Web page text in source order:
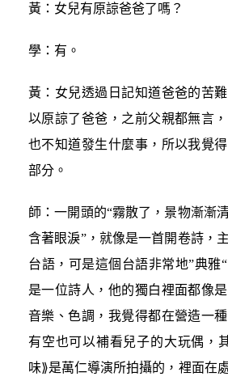
黃：女兒有原諒爸爸了嗎？
學：有。
黃：女兒透過日記知道爸爸的苦
以原諒了爸爸，之前父親都無言
也不知道發生什麼事，所以我覺
部分。
師：一開頭的“霧散了，景物漸漸
含著眼淚”，就像是一首開卷詩，
台語，可是這個台語非常地”典雅
是一位詩人，他的獨白裡面都像
音樂、色調，我覺得都在營造一
有空也可以補看兒子的大玩偶，
味⟫是萬仁導演所拍攝的，裡面在